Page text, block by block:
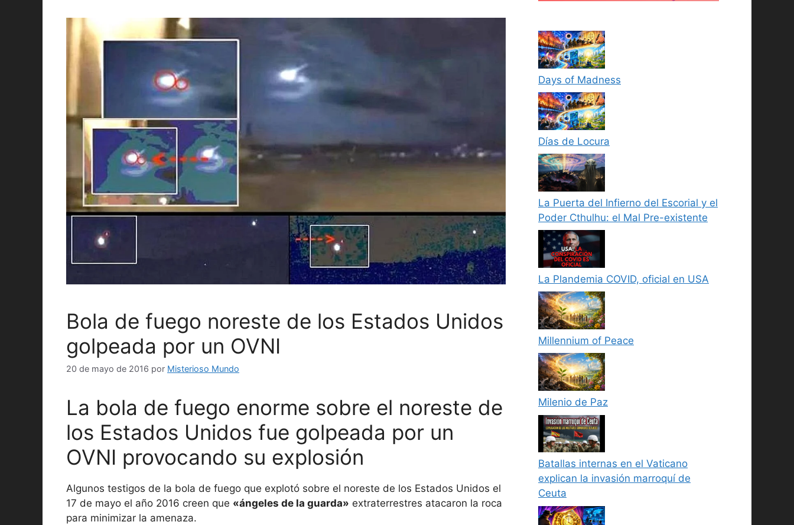
Bola de fuego noreste de los Estados Unidos
golpeada por un OVNI
20 de mayo de 2016 por Misterioso Mundo
La bola de fuego enorme sobre el noreste de
los Estados Unidos fue golpeada por un
OVNI provocando su explosión
Algunos testigos de la bola de fuego que explotó sobre el noreste de los Estados Unidos el
17 de mayo el año 2016 creen que «ángeles de la guarda» extraterrestres atacaron la roca
para minimizar la amenaza.
Days of Madness
Días de Locura
La Puerta del Infierno del Escorial y el
Poder Cthulhu: el Mal Pre-existente
La Plandemia COVID, oficial en USA
Millennium of Peace
Milenio de Paz
Batallas internas en el Vaticano
explican la invasión marroquí de
Ceuta